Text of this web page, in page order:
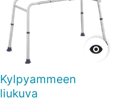

Kylpyammeen
liukuva